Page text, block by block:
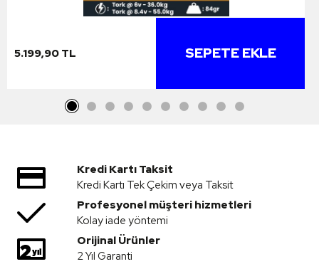
5.199,90 TL SEPETE EKLE
Kredi Kartı Taksit
Kredi Kartı Tek Çekim veya Taksit
Profesyonel müşteri hizmetleri
Kolay iade yöntemi
Orijinal Ürünler
2 Yıl Garanti